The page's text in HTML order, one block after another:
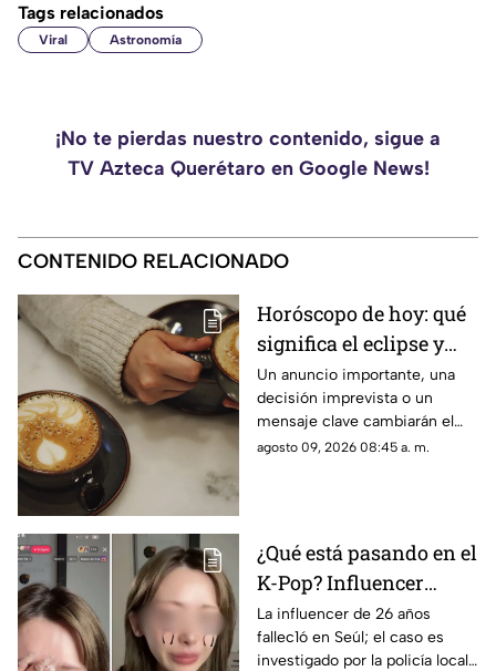
Tags relacionados
Viral Astronomía
¡No te pierdas nuestro contenido, sigue a
TV Azteca Querétaro en Google News!
CONTENIDO RELACIONADO
Horóscopo de hoy: qué
significa el eclipse y
cómo afectará a tu
signo zodiacal paso a
paso
Un anuncio importante, una
decisión imprevista o un
mensaje clave cambiarán el
rumbo de los próximos días;
agosto 09, 2026 08:45 a. m.
¿Qué está pasando en el
K-Pop? Influencer
japonesa pierde la v1da
tras transmisión en
La influencer de 26 años
fallec1ó en Seúl; el caso es
investigado por la policía local